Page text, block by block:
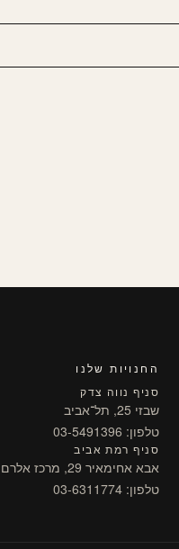
החנויות שלנו
סניף נווה צדק
שבזי 25, תל־אביב
טלפון: 03-5491396
סניף רמת אביב
אבא אחימאיר 29, מרכז אלרם (שוסטר)
טלפון: 03-6311774